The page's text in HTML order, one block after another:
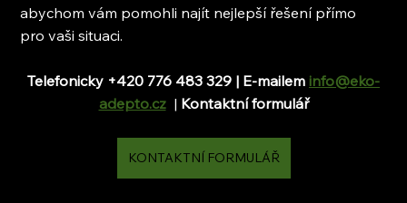
abychom vám pomohli najít nejlepší řešení přímo
pro vaši situaci.
Telefonicky +420 776 483 329 | E-mailem info@eko-
adepto.cz | Kontaktní formulář
KONTAKTNÍ FORMULÁŘ